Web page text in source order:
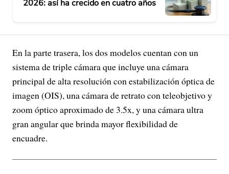
2026: así ha crecido en cuatro años
En la parte trasera, los dos modelos cuentan con un
sistema de triple cámara que incluye una cámara
principal de alta resolución con estabilización óptica de
imagen (OIS), una cámara de retrato con teleobjetivo y
zoom óptico aproximado de 3.5x, y una cámara ultra
gran angular que brinda mayor flexibilidad de
encuadre.